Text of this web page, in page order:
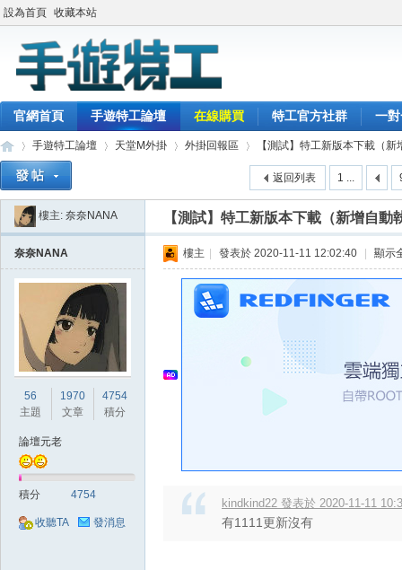
設為首頁 收藏本站
官網首頁 手遊特工論壇 在線購買 特工官方社群 一
»
手遊特工論壇 天堂M外掛 外掛回報區
›
【測試】特工新版本下載（
1 ...
返回列表
樓主: 奈奈NANA 【測試】特工新版本下載（新增自
奈奈NANA
56
主題
1970
文章
4754
積分
論壇元老
積分 4754
收聽TA 發消息
樓主 發表於 2020-11-11 12:02:40 顯示
kindkind22 發表於 2020-11-11
有1111更新沒有